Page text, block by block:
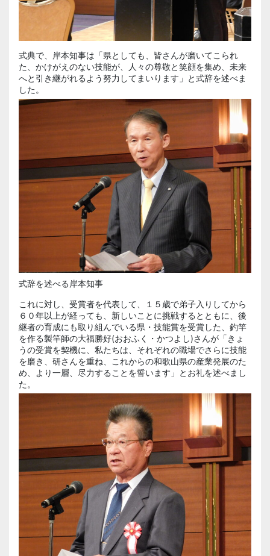
式典で、岸本知事は「県としても、皆さんが磨いてこられ
た、かけがえのない技能が、人々の尊敬と笑顔を集め、未来
へと引き継がれるよう努力してまいります」と式辞を述べま
した。
式辞を述べる岸本知事
これに対し、受賞者を代表して、１５歳で弟子入りしてから
６０年以上が経っても、新しいことに挑戦するとともに、後
継者の育成にも取り組んでいる県・技能賞を受賞した、釣竿
を作る製竿師の大福勝好(おおふく・かつよし)さんが「きょ
うの受賞を契機に、私たちは、それぞれの職場でさらに技能
を磨き、研さんを重ね、これからの和歌山県の産業発展のた
め、より一層、尽力することを誓います」とお礼を述べまし
た。